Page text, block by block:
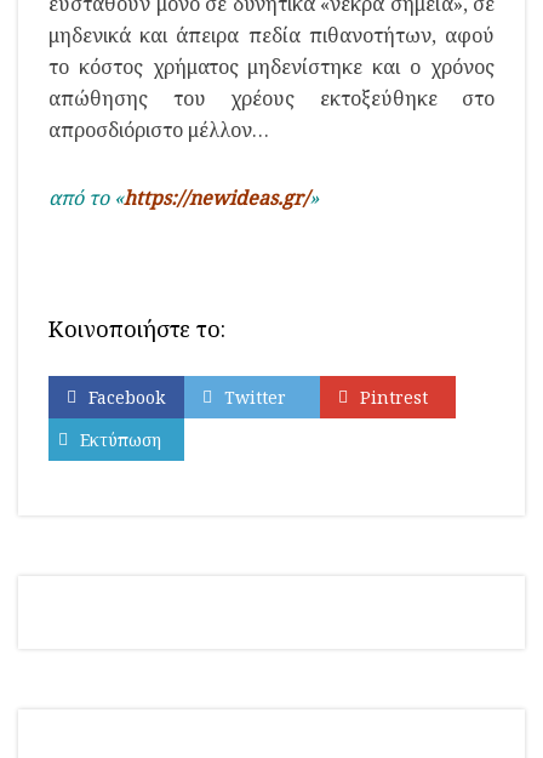
μηδενικά και άπειρα πεδία πιθανοτήτων, αφού
το κόστος χρήματος μηδενίστηκε και ο χρόνος
απώθησης του χρέους εκτοξεύθηκε στο
απροσδιόριστο μέλλον…
από το «https://newideas.gr/»
Κοινοποιήστε το:
Facebook Twitter
Pintrest
Εκτύπωση